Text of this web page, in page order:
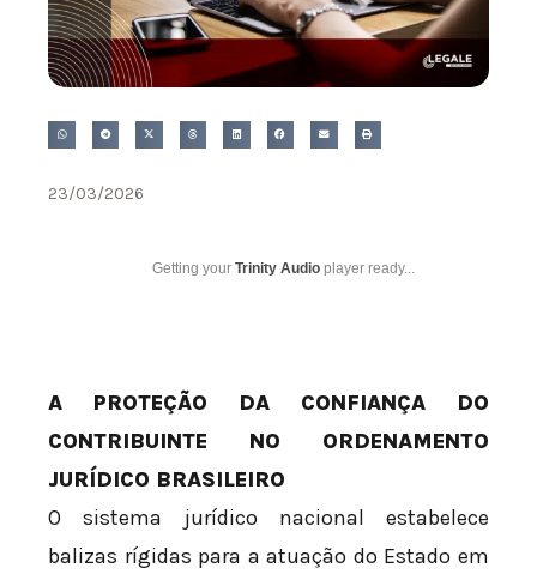
23/03/2026
Getting your Trinity Audio player ready...
A PROTEÇÃO DA CONFIANÇA DO
CONTRIBUINTE NO ORDENAMENTO
JURÍDICO BRASILEIRO
O sistema jurídico nacional estabelece
balizas rígidas para a atuação do Estado em